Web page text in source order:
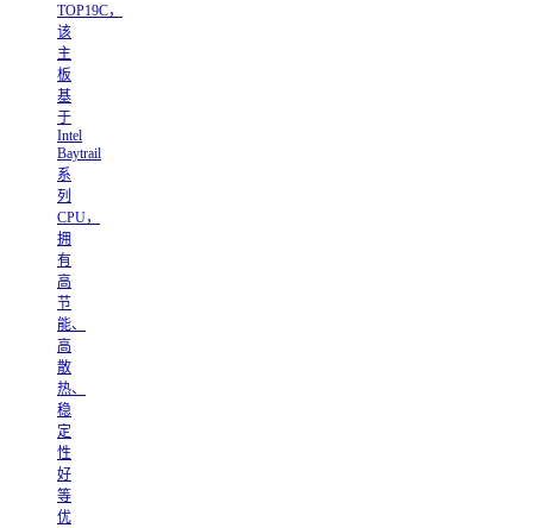
TOP19C，
该
主
板
基
于
Intel
Baytrail
系
列
CPU，
拥
有
高
节
能、
高
散
热、
稳
定
性
好
等
优